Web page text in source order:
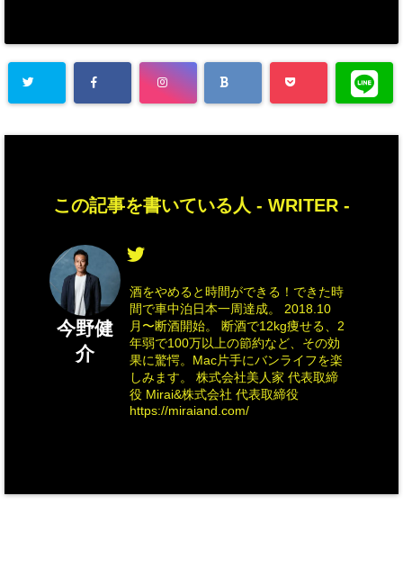
この記事を書いている人 - WRITER -
今野健
介
酒をやめると時間ができる！できた時
間で車中泊日本一周達成。 2018.10
月〜断酒開始。 断酒で12kg痩せる、2
年弱で100万以上の節約など、その効
果に驚愕。Mac片手にバンライフを楽
しみます。 株式会社美人家 代表取締
役 Mirai&株式会社 代表取締役
https://miraiand.com/